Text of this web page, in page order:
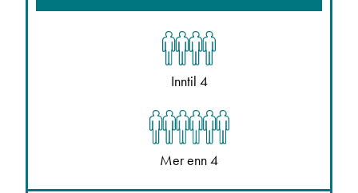
Inntil 4
Mer enn 4